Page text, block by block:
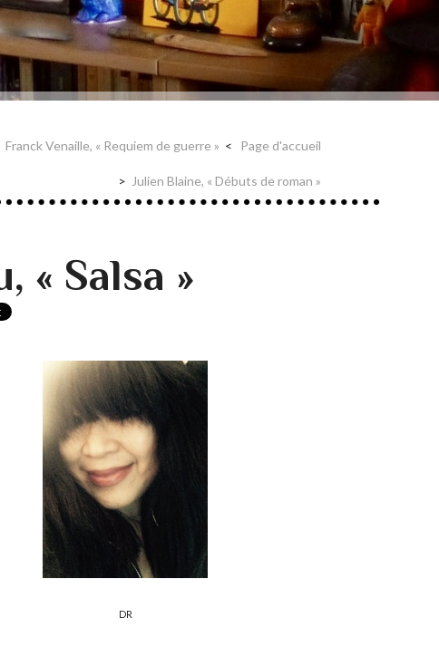
Franck Venaille, « Requiem de guerre » Page d'accueil
Julien Blaine, « Débuts de roman »
« Salsa »
DR